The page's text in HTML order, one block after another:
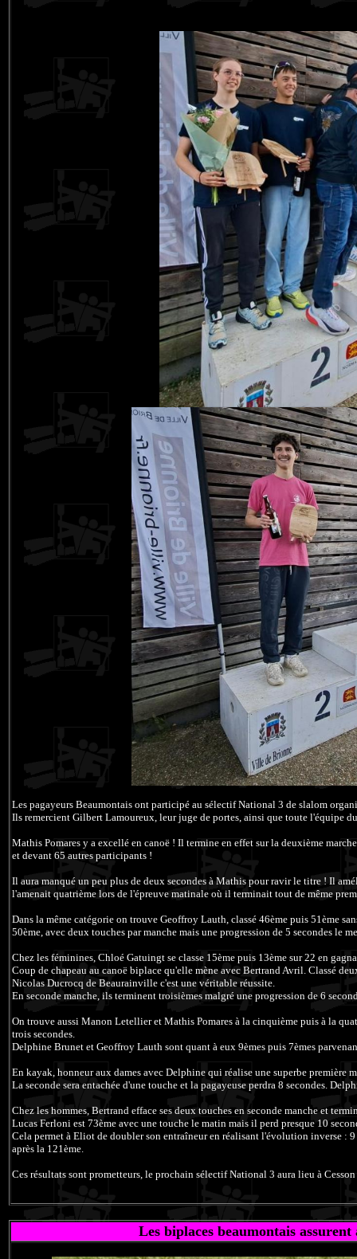
Les pagayeurs Beaumontais ont participé au sélectif National 3 de slalom
Ils remercient Gilbert Lamoureux, leur juge de portes, ainsi que toute l'équipe
Mathis Pomares y a excellé en canoë ! Il termine en effet sur la deuxième
et devant 65 autres participants !
Il aura manqué un peu plus de deux secondes à Mathis pour ravir le titre ! Il
l'amenait quatrième lors de l'épreuve matinale où il terminait tout de même
Dans la même catégorie on trouve Geoffroy Lauth, classé 46ème puis 51ème
50ème, avec deux touches par manche mais une progression de 5 secondes le
Chez les féminines, Chloé Gatuingt se classe 15ème puis 13ème sur 22 en
Coup de chapeau au canoë biplace qu'elle mène avec Bertrand Avril. Classé
Nicolas Ducrocq de Beaurainville c'est une véritable réussite.
En seconde manche, ils terminent troisièmes malgré une progression de 6
On trouve aussi Manon Letellier et Mathis Pomares à la cinquième puis à la
trois secondes.
Delphine Brunet et Geoffroy Lauth sont quant à eux 9èmes puis 7èmes
En kayak, honneur aux dames avec Delphine qui réalise une superbe première
La seconde sera entachée d'une touche et la pagayeuse perdra 8 secondes.
Chez les hommes, Bertrand efface ses deux touches en seconde manche et
Lucas Ferloni est 73ème avec une touche le matin mais il perd presque 10
Cela permet à Eliot de doubler son entraîneur en réalisant l'évolution inverse :
après la 121ème.
Ces résultats sont prometteurs, le prochain sélectif National 3 aura lieu à
Les biplaces beaumontais assurent